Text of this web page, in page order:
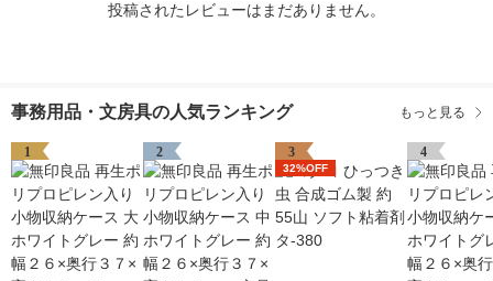
投稿されたレビューはまだありません。
事務用品・文房具の人気ランキング もっと見る
1 2 3
32%OFF
4